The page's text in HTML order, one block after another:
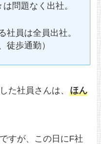
問題なく出社。
社員は全員出社。
徒歩通勤）
た社員さんは、ほん
すが、この日にF社